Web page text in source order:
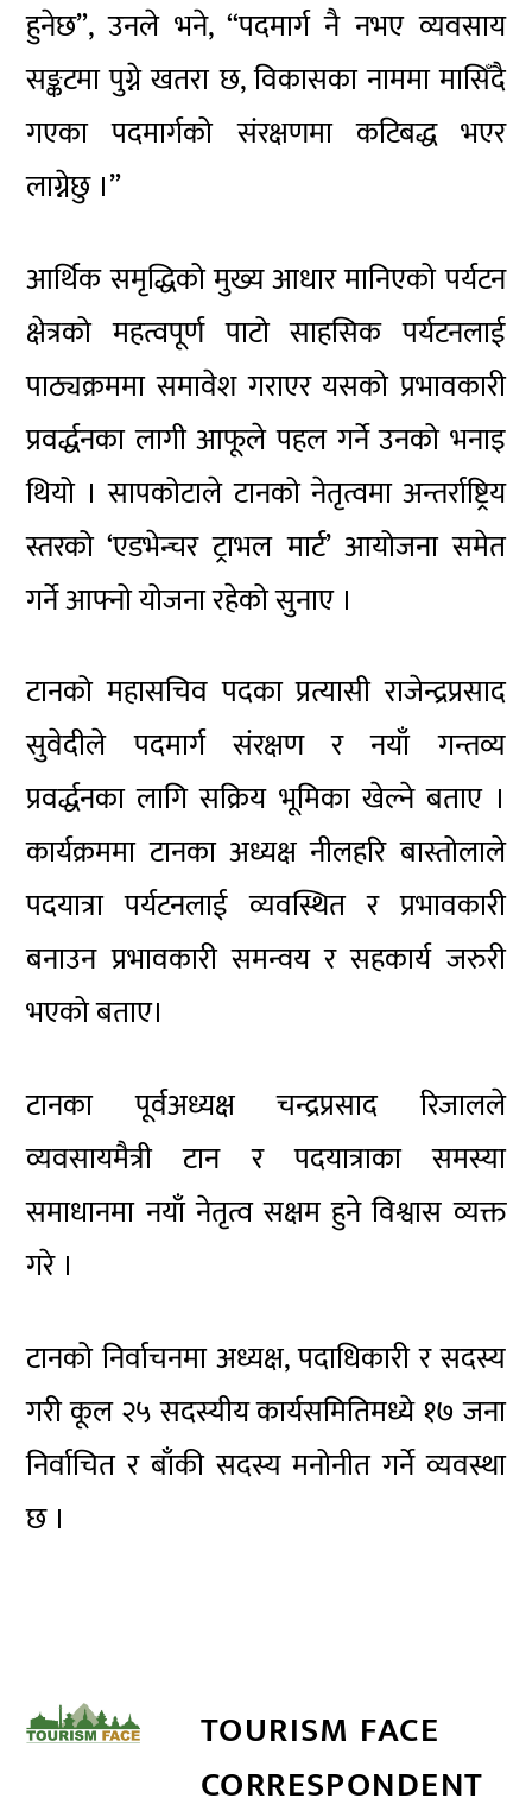
हुनेछ”, उनले भने, “पदमार्ग नै नभए व्यवसाय
सङ्कटमा पुग्ने खतरा छ, विकासका नाममा मासिँदै
गएका पदमार्गको संरक्षणमा कटिबद्ध भएर
लाग्नेछु ।”
आर्थिक समृद्धिको मुख्य आधार मानिएको पर्यटन
क्षेत्रको महत्वपूर्ण पाटो साहसिक पर्यटनलाई
पाठ्यक्रममा समावेश गराएर यसको प्रभावकारी
प्रवर्द्धनका लागी आफूले पहल गर्ने उनको भनाइ
थियो । सापकोटाले टानको नेतृत्वमा अन्तर्राष्ट्रिय
स्तरको ‘एडभेन्चर ट्राभल मार्ट’ आयोजना समेत
गर्ने आफ्नो योजना रहेको सुनाए ।
टानको महासचिव पदका प्रत्यासी राजेन्द्रप्रसाद
सुवेदीले पदमार्ग संरक्षण र नयाँ गन्तव्य
प्रवर्द्धनका लागि सक्रिय भूमिका खेल्ने बताए ।
कार्यक्रममा टानका अध्यक्ष नीलहरि बास्तोलाले
पदयात्रा पर्यटनलाई व्यवस्थित र प्रभावकारी
बनाउन प्रभावकारी समन्वय र सहकार्य जरुरी
भएको बताए।
टानका पूर्वअध्यक्ष चन्द्रप्रसाद रिजालले
व्यवसायमैत्री टान र पदयात्राका समस्या
समाधानमा नयाँ नेतृत्व सक्षम हुने विश्वास व्यक्त
गरे ।
टानको निर्वाचनमा अध्यक्ष, पदाधिकारी र सदस्य
गरी कूल २५ सदस्यीय कार्यसमितिमध्ये १७ जना
निर्वाचित र बाँकी सदस्य मनोनीत गर्ने व्यवस्था
छ ।
TOURISM FACE
CORRESPONDENT